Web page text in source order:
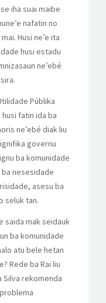
iha suai maibe
nafatin no
Husi ne’e ita
husi estadu
ne’ebé
Públika
fatin ida ba
ne’ebé diak liu
governu
ba komunidade
nesesidade
asesu ba
seluk tan.
saida mak seidauk
ba komunidade
atu bele hetan
Rede ba Rai liu
Silva rekomenda